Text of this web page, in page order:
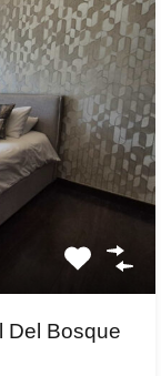
Del Bosque